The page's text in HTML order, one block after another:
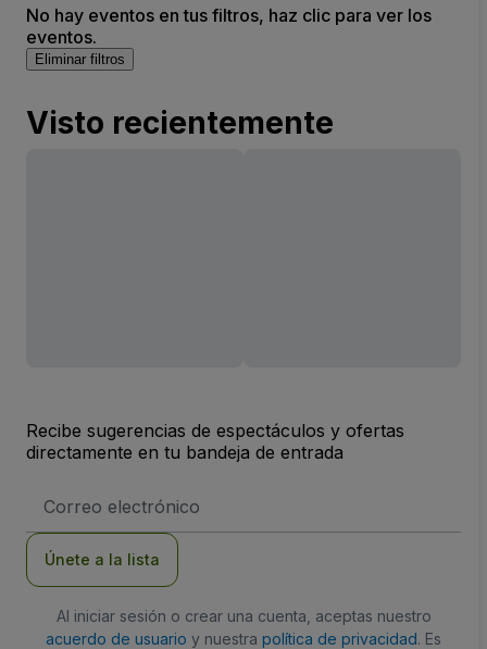
No hay eventos en tus filtros, haz clic para ver los
eventos.
Eliminar filtros
Visto recientemente
Recibe sugerencias de espectáculos y ofertas
directamente en tu bandeja de entrada
de
Únete a la lista
Al iniciar sesión o crear una cuenta, aceptas nuestro
acuerdo de usuario y nuestra política de privacidad. Es